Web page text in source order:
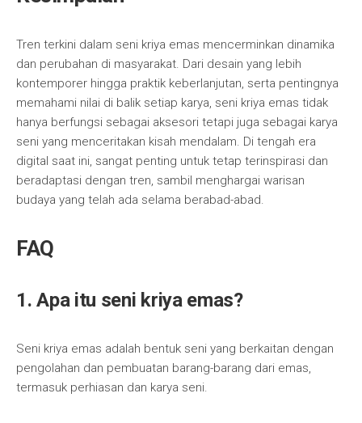
Tren terkini dalam seni kriya emas mencerminkan dinamika
dan perubahan di masyarakat. Dari desain yang lebih
kontemporer hingga praktik keberlanjutan, serta pentingnya
memahami nilai di balik setiap karya, seni kriya emas tidak
hanya berfungsi sebagai aksesori tetapi juga sebagai karya
seni yang menceritakan kisah mendalam. Di tengah era
digital saat ini, sangat penting untuk tetap terinspirasi dan
beradaptasi dengan tren, sambil menghargai warisan
budaya yang telah ada selama berabad-abad.
FAQ
1. Apa itu seni kriya emas?
Seni kriya emas adalah bentuk seni yang berkaitan dengan
pengolahan dan pembuatan barang-barang dari emas,
termasuk perhiasan dan karya seni.